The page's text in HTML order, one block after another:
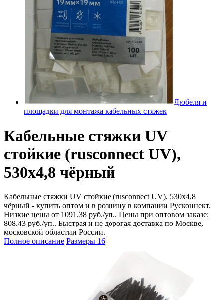
Дюбеля и
площадки для монтажа кабельных стяжек
Кабельные стяжки UV
стойкие (rusconnect UV),
530х4,8 чёрный
Кабельные стяжки UV стойкие (rusconnect UV), 530х4,8
чёрный - купить оптом и в розницу в компании Русконнект.
Низкие цены от 1091.38 руб./уп.. Цены при оптовом заказе:
808.43 руб./уп.. Быстрая и не дорогая доставка по Москве,
московской областии России.
Полное описание Размеры 16